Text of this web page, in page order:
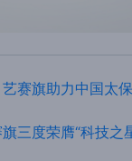
赛旗助力中国太
三度荣膺“科技之